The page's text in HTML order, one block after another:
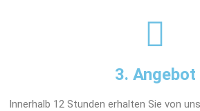
3. Angebot
Innerhalb 12 Stunden erhalten Sie von